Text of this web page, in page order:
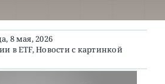
8 мая, 2026
в ETF,Новости с картинкой